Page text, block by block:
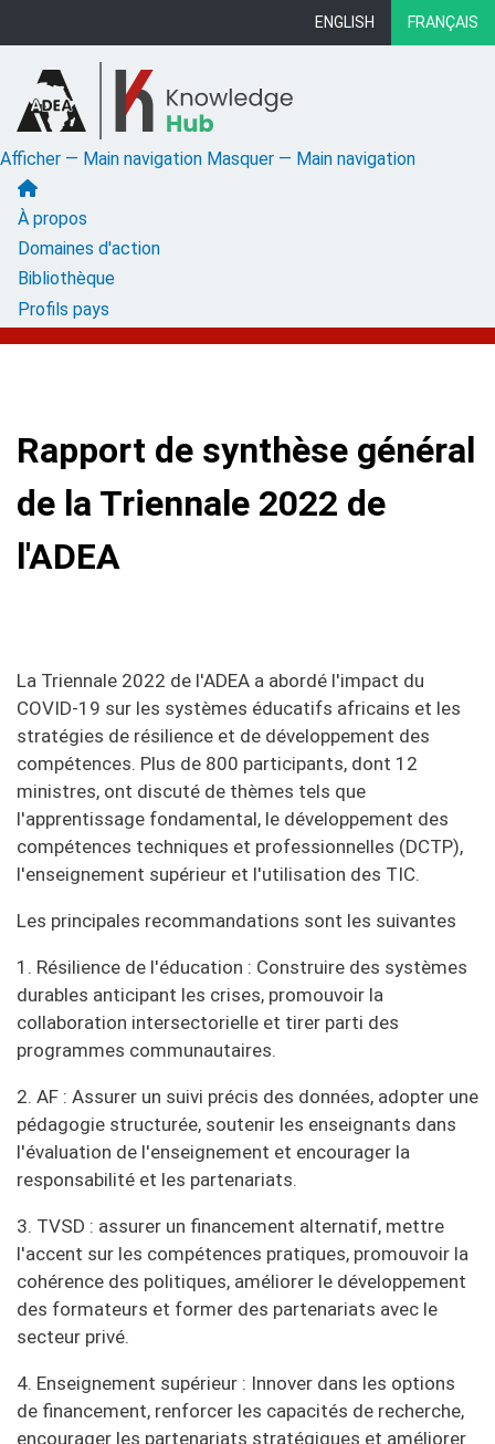
contenu
principal
ENGLISH FRANÇAIS
Main
navigation
Afficher — Main navigation Masquer — Main navigation
À propos
Domaines d'action
Bibliothèque
Profils pays
Rapport de synthèse général
de la Triennale 2022 de
l'ADEA
La Triennale 2022 de l'ADEA a abordé l'impact du
COVID-19 sur les systèmes éducatifs africains et les
stratégies de résilience et de développement des
compétences. Plus de 800 participants, dont 12
ministres, ont discuté de thèmes tels que
l'apprentissage fondamental, le développement des
compétences techniques et professionnelles (DCTP),
l'enseignement supérieur et l'utilisation des TIC.
Les principales recommandations sont les suivantes
1. Résilience de l'éducation : Construire des systèmes
durables anticipant les crises, promouvoir la
collaboration intersectorielle et tirer parti des
programmes communautaires.
2. AF : Assurer un suivi précis des données, adopter une
pédagogie structurée, soutenir les enseignants dans
l'évaluation de l'enseignement et encourager la
responsabilité et les partenariats.
3. TVSD : assurer un financement alternatif, mettre
l'accent sur les compétences pratiques, promouvoir la
cohérence des politiques, améliorer le développement
des formateurs et former des partenariats avec le
secteur privé.
4. Enseignement supérieur : Innover dans les options
de financement, renforcer les capacités de recherche,
encourager les partenariats stratégiques et améliorer